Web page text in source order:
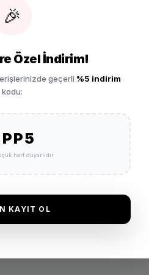
Diğer
🎉
Özel İndirim!
geçerli %5 indirim
kodu:
harf duyarlıdır
KAYIT OL